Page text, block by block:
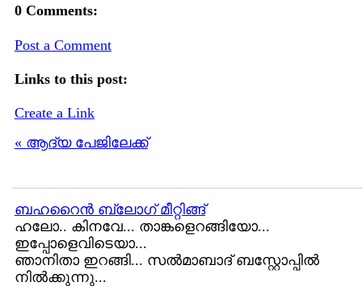
0 Comments:
Post a Comment
Links to this post:
Create a Link
« ആദ്യ പേജിലേക്ക്
ബഹറൈന്‍ ബ്ലോഗ് മീറ്റിങ്ങ്
ഹലോ.. കിനവേ... താങ്കളെറങ്ങിയോ...
ഇപ്പോളെവിടെയാ...
ഞാനിതാ ഇറങ്ങി... സല്‍മാബാദ് ബസ്റ്റോപ്പില്‍
നില്‍ക്കുന്നു...